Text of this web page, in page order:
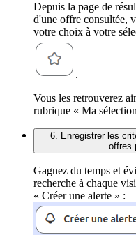
Depuis la page de
d'une offre consultée,
votre choix à votre
.
Vous les retrouverez
rubrique « Ma
6. Enregistrer les
offres
Gagnez du temps et
recherche à chaque
« Créer une alerte » :